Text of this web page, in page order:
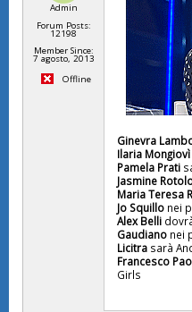
Admin
Forum Posts:
12198
Member Since:
7 agosto, 2013
Offline
Ginevra
Ilaria Mongiovì
Pamela Prati
Jasmine
Maria Teresa
Jo Squillo nei
Alex Belli
Gaudiano nei
Licitra sarà
Francesco
Girls